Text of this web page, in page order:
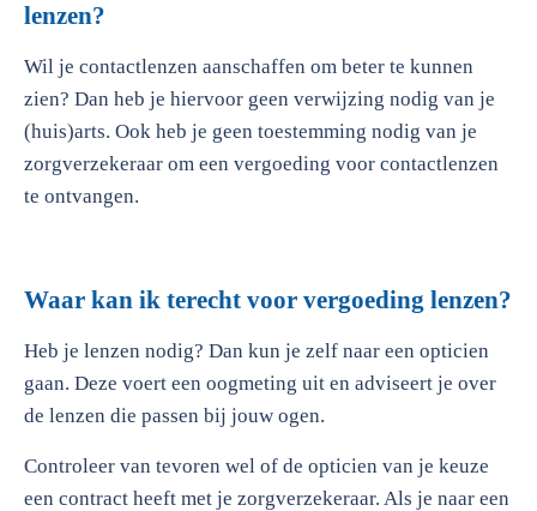
lenzen?
Wil je contactlenzen aanschaffen om beter te kunnen
zien? Dan heb je hiervoor geen verwijzing nodig van je
(huis)arts. Ook heb je geen toestemming nodig van je
zorgverzekeraar om een vergoeding voor contactlenzen
te ontvangen.
Waar kan ik terecht voor vergoeding lenzen?
Heb je lenzen nodig? Dan kun je zelf naar een opticien
gaan. Deze voert een oogmeting uit en adviseert je over
de lenzen die passen bij jouw ogen.
Controleer van tevoren wel of de opticien van je keuze
een contract heeft met je zorgverzekeraar. Als je naar een